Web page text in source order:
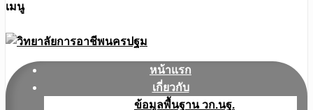
เมนู
หน้าแรก
เกี่ยวกับ
ข้อมูลพื้นฐาน วก.นฐ.